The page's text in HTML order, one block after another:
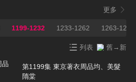
更多
1199-1232 1233-1262 1263-1295
列表 舊→新
第1199集 東京著衣周品均、美髮
隋棠